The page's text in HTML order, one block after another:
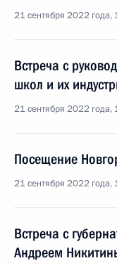
21 сентября 2022 года,
Встреча с
школ и их
21 сентября 2022 года,
Посещение
21 сентября 2022 года,
Встреча с
Андреем